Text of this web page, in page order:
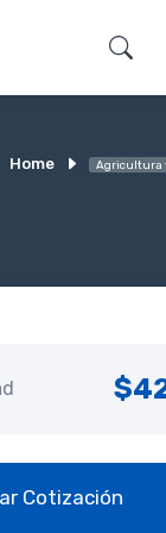
Home Agricultura
Cotización